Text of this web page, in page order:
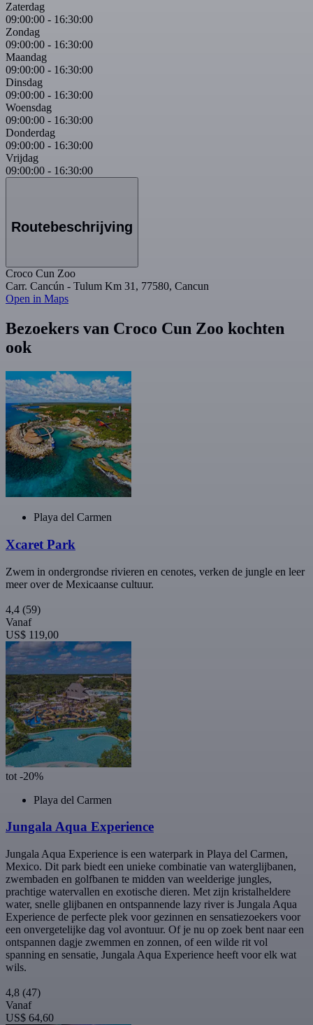
Zaterdag
09:00:00 - 16:30:00
Zondag
09:00:00 - 16:30:00
Maandag
09:00:00 - 16:30:00
Dinsdag
09:00:00 - 16:30:00
Woensdag
09:00:00 - 16:30:00
Donderdag
09:00:00 - 16:30:00
Vrijdag
09:00:00 - 16:30:00
Routebeschrijving
Croco Cun Zoo
Carr. Cancún - Tulum Km 31, 77580, Cancun
Open in Maps
Bezoekers van Croco Cun Zoo kochten
ook
Playa del Carmen
Xcaret Park
Zwem in ondergrondse rivieren en cenotes, verken de jungle en leer
meer over de Mexicaanse cultuur.
4,4 (59)
Vanaf
US$ 119,00
tot -20%
Playa del Carmen
Jungala Aqua Experience
Jungala Aqua Experience is een waterpark in Playa del Carmen,
Mexico. Dit park biedt een unieke combinatie van waterglijbanen,
zwembaden en golfbanen te midden van weelderige jungles,
prachtige watervallen en exotische dieren. Met zijn kristalheldere
water, snelle glijbanen en ontspannende lazy river is Jungala Aqua
Experience de perfecte plek voor gezinnen en sensatiezoekers voor
een onvergetelijke dag vol avontuur. Of je nu op zoek bent naar een
ontspannen dagje zwemmen en zonnen, of een wilde rit vol
spanning en sensatie, Jungala Aqua Experience heeft voor elk wat
wils.
4,8 (47)
Vanaf
US$ 64,60